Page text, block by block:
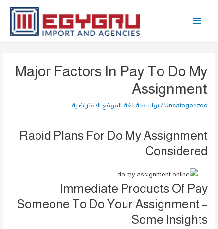
القائمة
Major Factors In Pay To Do My
Assignment
Uncategorized / بواسطة لغة الموقع الافتراضية
Rapid Plans For Do My Assignment
Considered
Immediate Products Of Pay
Someone To Do Your Assignment –
Some Insights